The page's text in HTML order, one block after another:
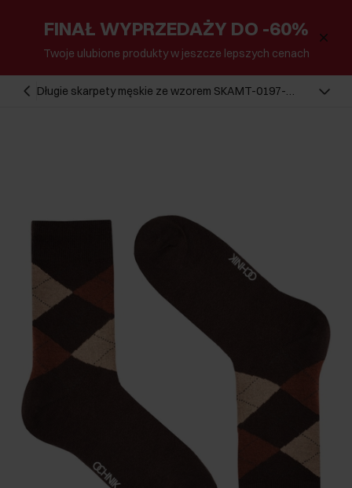
FINAŁ WYPRZEDAŻY DO -60%
Twoje ulubione produkty w jeszcze lepszych cenach
Długie skarpety męskie ze wzorem SKAMT-0197-